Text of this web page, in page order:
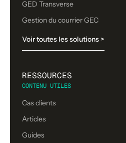
GED Transverse
Gestion du courrier GEC
Voir toutes les solutions >
RESSOURCES
CONTENU UTILES
Cas clients
Articles
Guides